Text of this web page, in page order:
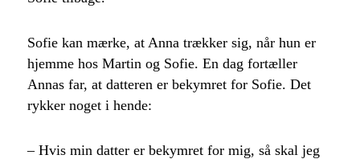
Sofie kan mærke, at Anna trækker sig, når hun er
hjemme hos Martin og Sofie. En dag fortæller
Annas far, at datteren er bekymret for Sofie. Det
rykker noget i hende:
– Hvis min datter er bekymret for mig, så skal jeg